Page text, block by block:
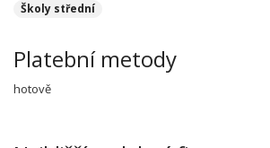
Školy střední
Platební metody
hotově